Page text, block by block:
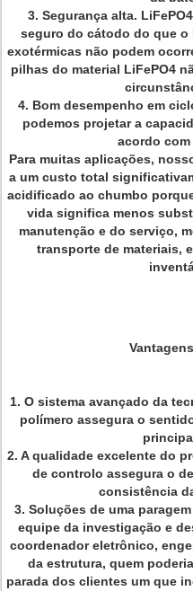
3. Segurança alta.
seguro do cátodo do que
exotérmicas não podem
pilhas do material LiFePO4
4. Bom desempenho em
podemos projetar a
acordo
Para muitas aplicações,
a um custo total
acidificado ao chumbo
vida significa menos
manutenção e do serviço,
transporte de materiais,
1. O sistema avançado da
polímero assegura o
2. A qualidade excelente do
de controlo assegura o
consistência
3. Soluções de uma
equipe da investigação e
coordenador eletrônico,
da estrutura, quem
parada dos clientes um que